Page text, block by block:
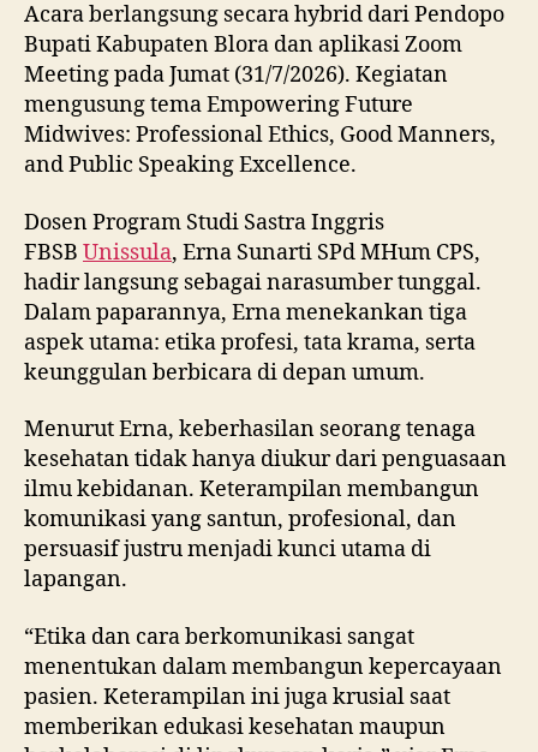
Acara berlangsung secara hybrid dari Pendopo
Bupati Kabupaten Blora dan aplikasi Zoom
Meeting pada Jumat (31/7/2026). Kegiatan
mengusung tema Empowering Future
Midwives: Professional Ethics, Good Manners,
and Public Speaking Excellence.
Dosen Program Studi Sastra Inggris
FBSB Unissula, Erna Sunarti SPd MHum CPS,
hadir langsung sebagai narasumber tunggal.
Dalam paparannya, Erna menekankan tiga
aspek utama: etika profesi, tata krama, serta
keunggulan berbicara di depan umum.
Menurut Erna, keberhasilan seorang tenaga
kesehatan tidak hanya diukur dari penguasaan
ilmu kebidanan. Keterampilan membangun
komunikasi yang santun, profesional, dan
persuasif justru menjadi kunci utama di
lapangan.
“Etika dan cara berkomunikasi sangat
menentukan dalam membangun kepercayaan
pasien. Keterampilan ini juga krusial saat
memberikan edukasi kesehatan maupun